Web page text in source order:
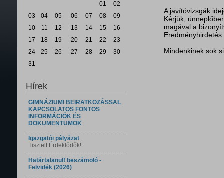
01
02
03
04 05 06 07 08
09
10
11 12 13 14 15
16
17
18 19 20 21 22
23
24
25 26 27 28 29
30
31
Hírek
GIMNÁZIUMI BEIRATKOZÁSSAL
KAPCSOLATOS FONTOS
INFORMÁCIÓK ÉS
DOKUMENTUMOK
Igazgatói pályázat
Tisztelt Érdeklődők!
Határtalanul! beszámoló -
Felvidék (2026)
A javítóvizsgák
Kérjük,
magával a
Mindenkinek sok